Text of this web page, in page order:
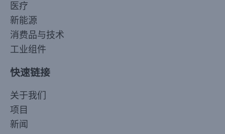
医疗
新能源
消费品与技术
工业组件
快速链接
关于我们
项目
新闻